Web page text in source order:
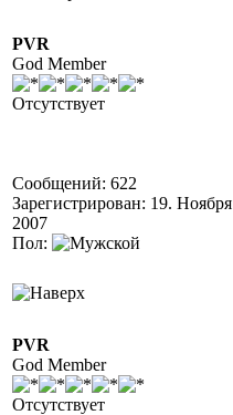
PVR
God Member
Отсутствует
Сообщений: 622
Зарегистрирован: 19. Ноября
2007
Пол:
PVR
God Member
Отсутствует